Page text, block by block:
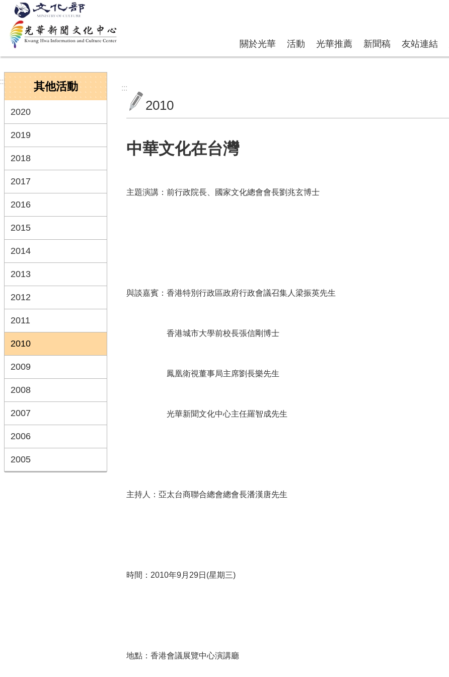
跳到主要內容區塊
關於光華 活動 光華推薦 新聞稿 友站連結
其他活動
2020
2019
2018
2017
2016
2015
2014
2013
2012
2011
2010
2009
2008
2007
2006
2005
:::
2010
中華文化在台灣
主題演講：前行政院長、國家文化總會會長劉兆玄博士
與談嘉賓：香港特別行政區政府行政會議召集人梁振英先生
香港城市大學前校長張信剛博士
鳳凰衛視董事局主席劉長樂先生
光華新聞文化中心主任羅智成先生
主持人：亞太台商聯合總會總會長潘漢唐先生
時間：2010年9月29日(星期三)
地點：香港會議展覽中心演講廳